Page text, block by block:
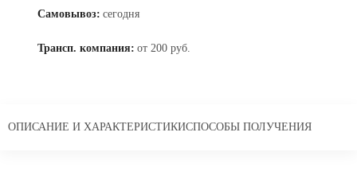
Самовывоз: сегодня
Трансп. компания: от 200 руб.
ОПИСАНИЕ И ХАРАКТЕРИСТИКИСПОСОБЫ ПОЛУЧЕНИЯ